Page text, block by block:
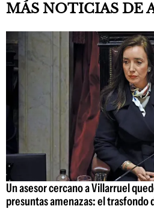
MÁS NOTICIAS DE
Un asesor cercano a Villarruel
presuntas amenazas: el trasfondo